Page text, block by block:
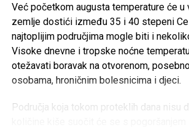
Već početkom augusta temperature će u
zemlje dostići između 35 i 40 stepeni
najtoplijim područjima mogle biti i
Visoke dnevne i tropske noćne
otežavati boravak na otvorenom,
osobama, hroničnim bolesnicima i djeci.
Područja koja tokom proteklih dana nisu